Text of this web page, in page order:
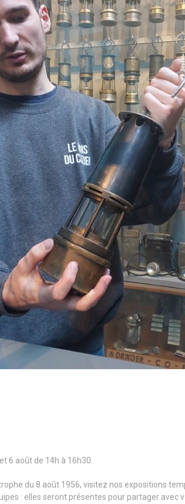
6 août de 14h à 16h30.
du 8 août 1956, visitez nos expositions
: elles seront présentes pour partager avec